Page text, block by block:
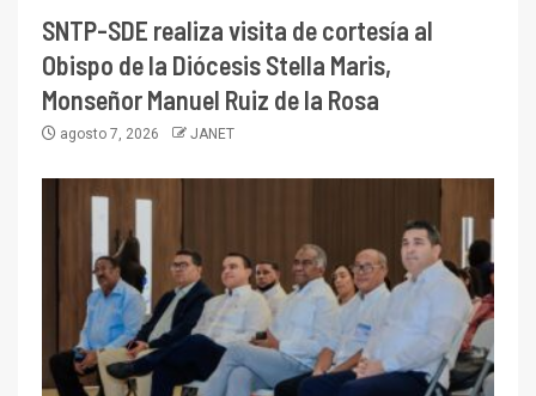
SNTP-SDE realiza visita de cortesía al
Obispo de la Diócesis Stella Maris,
Monseñor Manuel Ruiz de la Rosa
agosto 7, 2026 JANET